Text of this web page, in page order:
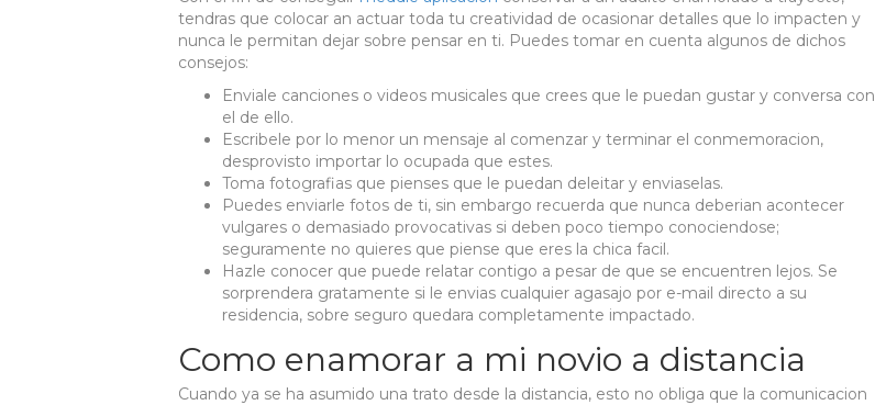
tendras que colocar an actuar toda tu creatividad de ocasionar detalles que lo impacten y
nunca le permitan dejar sobre pensar en ti. Puedes tomar en cuenta algunos de dichos
consejos:
Enviale canciones o videos musicales que crees que le puedan gustar y conversa con
el de ello.
Escribele por lo menor un mensaje al comenzar y terminar el conmemoracion,
desprovisto importar lo ocupada que estes.
Toma fotografias que pienses que le puedan deleitar y enviaselas.
Puedes enviarle fotos de ti, sin embargo recuerda que nunca deberi­an acontecer
vulgares o demasiado provocativas si deben poco tiempo conociendose;
seguramente no quieres que piense que eres la chica facil.
Hazle conocer que puede relatar contigo a pesar de que se encuentren lejos. Se
sorprendera gratamente si le envias cualquier agasajo por e-mail directo a su
residencia, sobre seguro quedara completamente impactado.
Como enamorar a mi novio a distancia
Cuando ya se ha asumido una trato desde la distancia, esto no obliga que la comunicacion